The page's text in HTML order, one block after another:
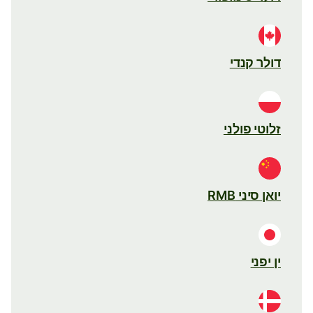
דולר קנדי
זלוטי פולני
יואן סיני RMB
ין יפני